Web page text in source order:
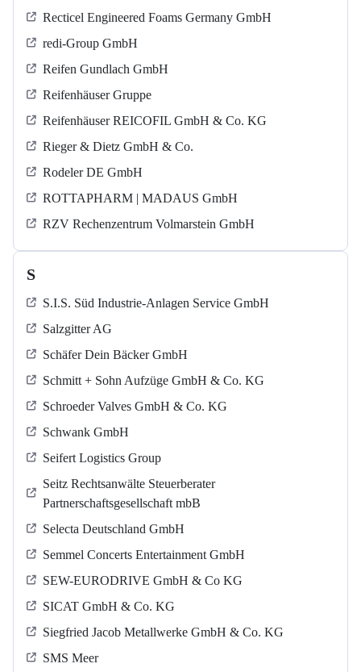
Recticel Engineered Foams Germany GmbH
redi-Group GmbH
Reifen Gundlach GmbH
Reifenhäuser Gruppe
Reifenhäuser REICOFIL GmbH & Co. KG
Rieger & Dietz GmbH & Co.
Rodeler DE GmbH
ROTTAPHARM | MADAUS GmbH
RZV Rechenzentrum Volmarstein GmbH
S
S.I.S. Süd Industrie-Anlagen Service GmbH
Salzgitter AG
Schäfer Dein Bäcker GmbH
Schmitt + Sohn Aufzüge GmbH & Co. KG
Schroeder Valves GmbH & Co. KG
Schwank GmbH
Seifert Logistics Group
Seitz Rechtsanwälte Steuerberater
Partnerschaftsgesellschaft mbB
Selecta Deutschland GmbH
Semmel Concerts Entertainment GmbH
SEW-EURODRIVE GmbH & Co KG
SICAT GmbH & Co. KG
Siegfried Jacob Metallwerke GmbH & Co. KG
SMS Meer